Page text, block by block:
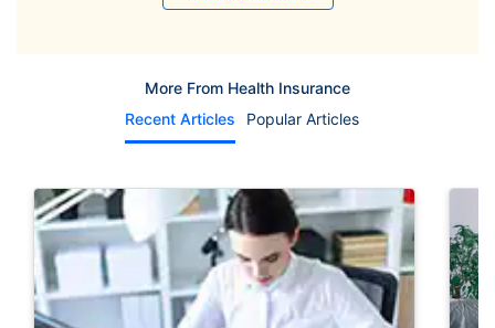
More From Health Insurance
Recent Articles
Popular Articles